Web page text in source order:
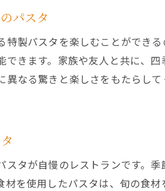
パスタ
製パスタを楽しむことができ
きます。家族や友人と共に、
なる驚きと楽しさをもたらし
スタが自慢のレストランです。
を使用したパスタは、旬の食